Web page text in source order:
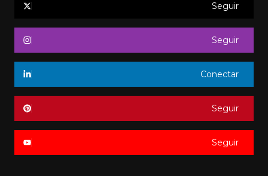
Seguir
Seguir
Conectar
Seguir
Seguir